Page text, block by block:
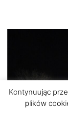
Kontynuując
plików